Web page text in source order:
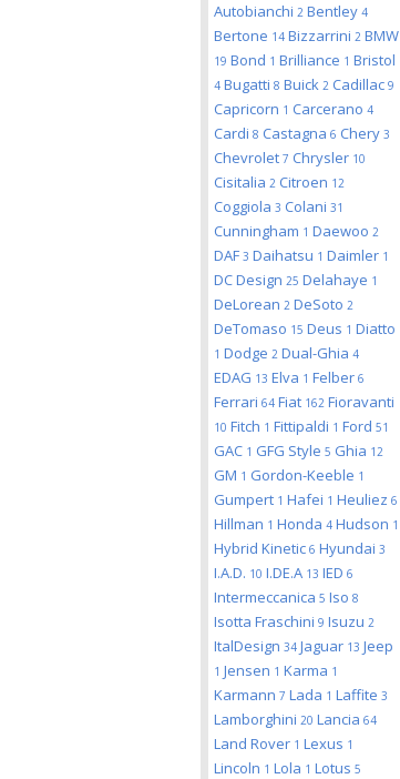
Autobianchi 2 Bentley 4
Bertone 14 Bizzarrini 2 BMW
19 Bond 1 Brilliance 1 Bristol
4 Bugatti 8 Buick 2 Cadillac 9
Capricorn 1 Carcerano 4
Cardi 8 Castagna 6 Chery 3
Chevrolet 7 Chrysler 10
Cisitalia 2 Citroen 12
Coggiola 3 Colani 31
Cunningham 1 Daewoo 2
DAF 3 Daihatsu 1 Daimler 1
DC Design 25 Delahaye 1
DeLorean 2 DeSoto 2
DeTomaso 15 Deus 1 Diatto
1 Dodge 2 Dual-Ghia 4
EDAG 13 Elva 1 Felber 6
Ferrari 64 Fiat 162 Fioravanti
10 Fitch 1 Fittipaldi 1 Ford 51
GAC 1 GFG Style 5 Ghia 12
GM 1 Gordon-Keeble 1
Gumpert 1 Hafei 1 Heuliez 6
Hillman 1 Honda 4 Hudson 1
Hybrid Kinetic 6 Hyundai 3
I.A.D. 10 I.DE.A 13 IED 6
Intermeccanica 5 Iso 8
Isotta Fraschini 9 Isuzu 2
ItalDesign 34 Jaguar 13 Jeep
1 Jensen 1 Karma 1
Karmann 7 Lada 1 Laffite 3
Lamborghini 20 Lancia 64
Land Rover 1 Lexus 1
Lincoln 1 Lola 1 Lotus 5